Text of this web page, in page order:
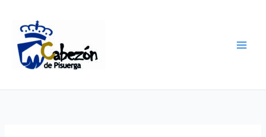
contenido